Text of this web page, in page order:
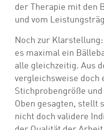
der Therapie mit den
und vom
Noch zur
es maximal ein
alle gleichzeitig. Aus
vergleichsweise doch
Stichprobengröße
Oben gesagten, stellt
nicht doch validere